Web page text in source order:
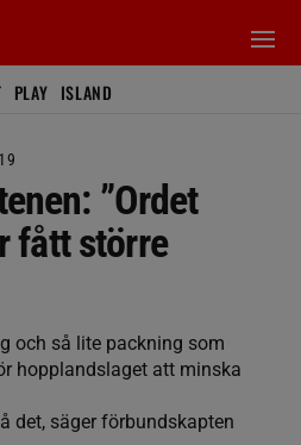
PLAY ISLAND
”Ordet
fått större
och så lite packning som
hopplandslaget att minska
det, säger förbundskapten